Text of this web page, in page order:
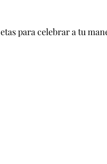
para celebrar a tu